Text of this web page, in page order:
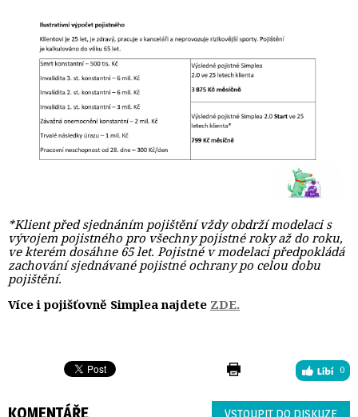
*Klient před sjednáním pojištění vždy obdrží modelaci s
vývojem pojistného pro všechny pojistné roky až do roku,
ve kterém dosáhne 65 let. Pojistné v modelaci předpokládá
zachování sjednávané pojistné ochrany po celou dobu
pojištění.
Více i pojišťovně Simplea najdete ZDE.
0
VSTOUPIT DO DISKUZE